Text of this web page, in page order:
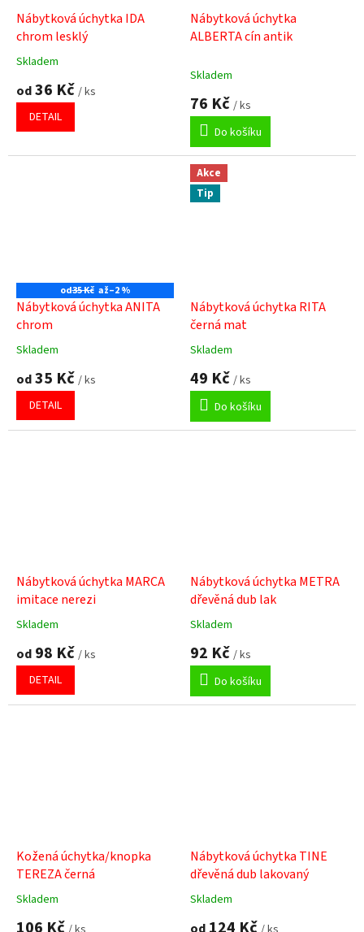
Nábytková úchytka IDA
chrom lesklý
Průměrné
produktu
5,0
5
Skladem
od36 Kč / ks
DETAIL
Nábytková úchytka
ALBERTA cín antik
Skladem
76 Kč / ks
Do košíku
od35 Kč až–2 %
Nábytková úchytka ANITA
chrom
Průměrné
produktu
5,0
z
Skladem
od35 Kč / ks
DETAIL
Akce
Tip
Nábytková úchytka RITA
černá mat
Průměrné
hodnocení
produktu
5,0
z
Skladem
49 Kč / ks
Do košíku
Nábytková úchytka MARCA
imitace nerezi
Průměrné
produktu
5,0
z
Skladem
od 98 Kč / ks
DETAIL
Nábytková úchytka METRA
dřevěná dub lak
Průměrné
hodnocení
produktu
4,8
z
Skladem
92 Kč / ks
Do košíku
Kožená úchytka/knopka
TEREZA černá
Průměrné
hodnocení
Skladem
Nábytková úchytka TINE
dřevěná dub lakovaný
Průměrné
Skladem
od